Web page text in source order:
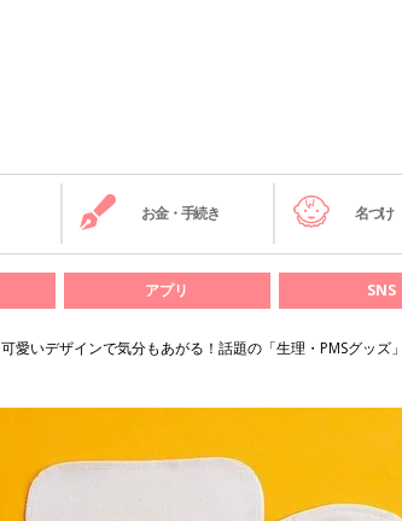
お金・手続き 名づけ
アプリ SNS
可愛いデザインで気分もあがる！話題の「生理・PMSグッズ